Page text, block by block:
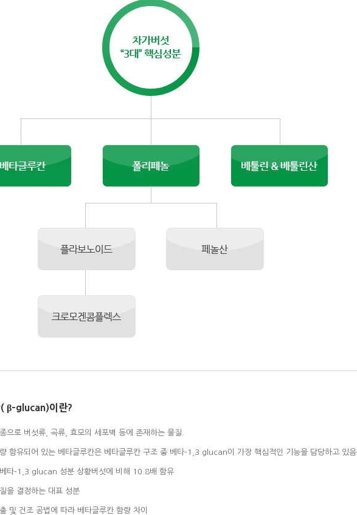
β-glucan)이란?
으로 버섯류, 곡류, 효모의 세포벽 등에 존재하는 물질.
함유되어 있는 베타글루칸은 베타글루칸 구조 중 베타-1,3 glucan이 가장 핵심적인 기능을 담당하고 있음
타-1,3 glucan 성분 상황버섯에 비해 10.8배 함유
을 결정하는 대표 성분
및 건조 공법에 따라 베타글루칸 함량 차이